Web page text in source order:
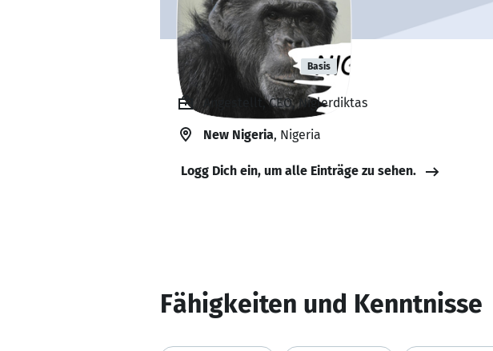
Bene Bruba Basis
Angestellt, CEO, Niglerdiktas
New Nigeria, Nigeria
Logg Dich ein, um alle Einträge zu sehen.
Fähigkeiten und Kenntnisse